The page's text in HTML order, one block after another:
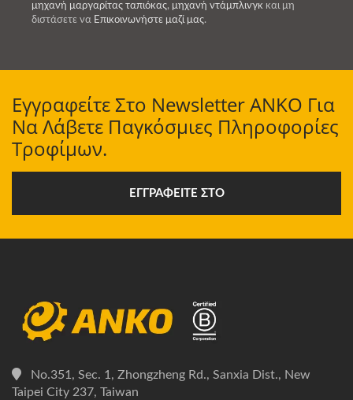
μηχανή μαργαρίτας ταπιόκας, μηχανή ντάμπλινγκ και μη
διστάσετε να Επικοινωνήστε μαζί μας.
Εγγραφείτε Στο Newsletter ANKO Για
Να Λάβετε Παγκόσμιες Πληροφορίες
Τροφίμων.
ΕΓΓΡΑΦΕΊΤΕ ΣΤΟ
No.351, Sec. 1, Zhongzheng Rd., Sanxia Dist., New
Taipei City 237, Taiwan